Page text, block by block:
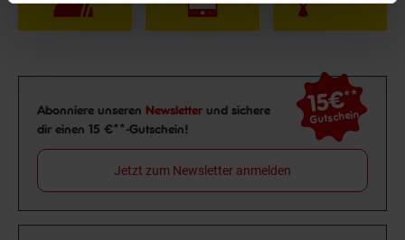
Newsletter Anmeldung
Abonniere unseren Newsletter und sichere
dir einen 15 €**-Gutschein!
15€**
Gutschein
Jetzt zum Newsletter anmelden